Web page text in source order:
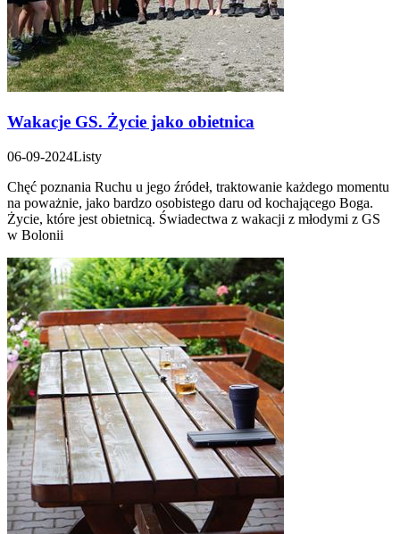
Wakacje GS. Życie jako obietnica
06-09-2024Listy
Chęć poznania Ruchu u jego źródeł, traktowanie każdego momentu
na poważnie, jako bardzo osobistego daru od kochającego Boga.
Życie, które jest obietnicą. Świadectwa z wakacji z młodymi z GS
w Bolonii